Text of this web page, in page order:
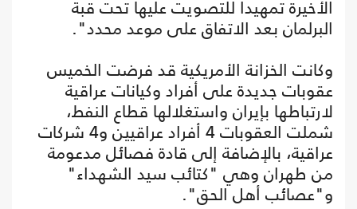
الأخيرة تمهيداً للتصويت عليها تحت قبة
البرلمان بعد الاتفاق على موعد محدد".
وكانت الخزانة الأمريكية قد فرضت الخميس
عقوبات جديدة على أفراد وكيانات عراقية
لارتباطها بإيران واستغلالها قطاع النفط،
شملت العقوبات 4 أفراد عراقيين و4 شركات
عراقية، بالإضافة إلى قادة فصائل مدعومة
من طهران وهي "كتائب سيد الشهداء"
و"عصائب أهل الحق".